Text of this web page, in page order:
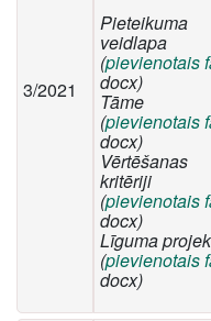
3/2021
Pieteikuma
veidlapa
(pievienotais
docx)
Tāme
(pievienotais
docx)
Vērtēšanas
kritēriji
(pievienotais
docx)
Līguma
(pievienotais
docx)